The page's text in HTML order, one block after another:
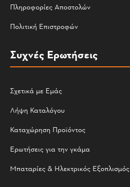
Πληροφορίες Αποστολών
Πολιτική Επιστροφών
Συχνές Ερωτήσεις
Σχετικά με Εμάς
Λήψη Καταλόγου
Καταχώρηση Προϊόντος
Ερωτήσεις για την γκάμα
Μπαταρίες & Ηλεκτρικός Εξοπλισμός